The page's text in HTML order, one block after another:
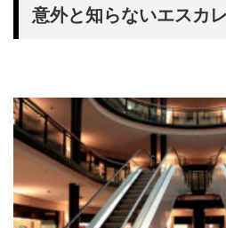
意外と知らないエスカ